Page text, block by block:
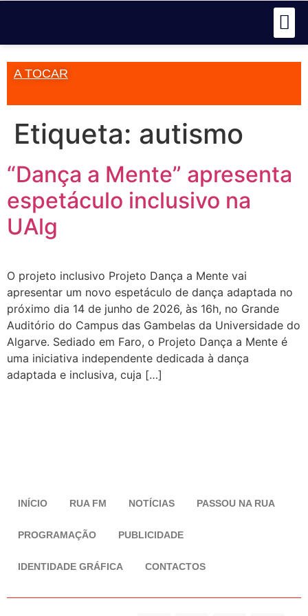
A TOCAR
Etiqueta: autismo
“Dança a Mente” apresenta
espetáculo inclusivo na
UAlg
O projeto inclusivo Projeto Dança a Mente vai
apresentar um novo espetáculo de dança adaptada no
próximo dia 14 de junho de 2026, às 16h, no Grande
Auditório do Campus das Gambelas da Universidade do
Algarve. Sediado em Faro, o Projeto Dança a Mente é
uma iniciativa independente dedicada à dança
adaptada e inclusiva, cuja […]
INÍCIO RUA FM NOTÍCIAS PASSOU NA RUA
PROGRAMAÇÃO PUBLICIDADE
IDENTIDADE GRÁFICA CONTACTOS